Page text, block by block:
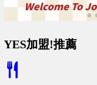
YES加盟!推薦